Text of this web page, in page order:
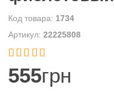
1734
22225808


555грн